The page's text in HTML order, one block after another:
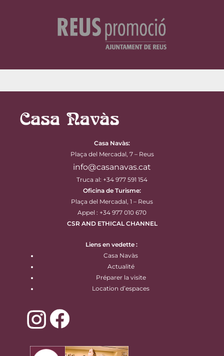
Casa Navàs:
Plaça del Mercadal, 7 – Reus
info@casanavas.cat
Truca al: +34 977 591 154
Oficina de Turisme:
Plaça del Mercadal, 1 – Reus
Appel : +34 977 010 670
CSR AND ETHICAL CHANNEL
Liens en vedette :
Casa Navàs
Actualité
Préparer la visite
Location d’espaces